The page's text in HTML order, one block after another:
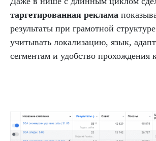
таргетированная реклама
результаты при грамотной
учитывать локализацию, язык,
сегментам и удобство прохождения